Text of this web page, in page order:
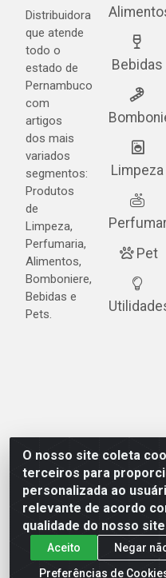
O nosso site coleta
terceiros para
personalizada ao
relevante de acordo
qualidade do nosso
Aceito
Negar
Preferências de
Distribuidora
que atende
todo o
estado de
Pernambuco
com
artigos
dos mais
variados
segmentos:
Produtos
de
Limpeza,
Perfumaria,
Alimentos,
Bomboniere,
Bebidas e
Pets.
Bebidas
Limpeza
Pet
Cardeal Distribuidora -
do Moura - Caruaru/